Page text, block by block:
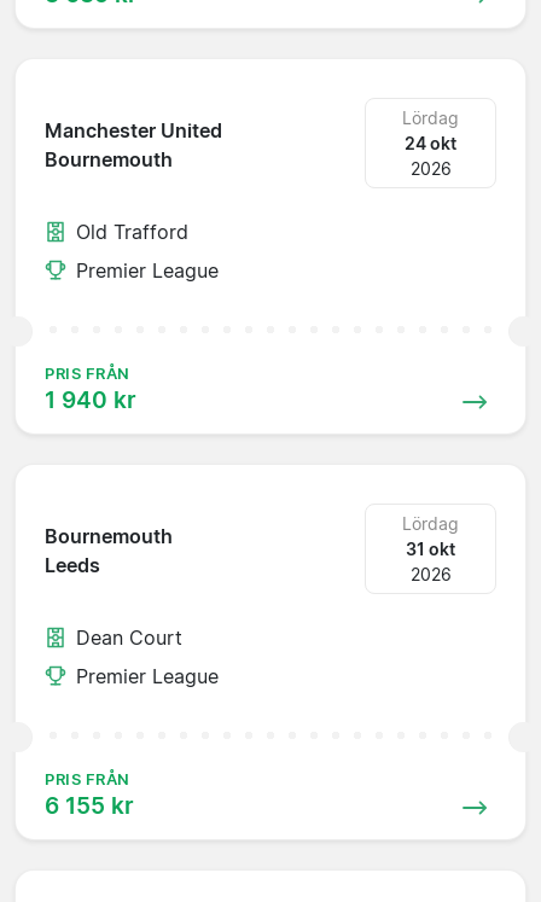
Manchester United
Bournemouth
Lördag
24 okt
2026
Old Trafford
Premier League
PRIS FRÅN
1 940 kr
Bournemouth
Leeds
Lördag
31 okt
2026
Dean Court
Premier League
PRIS FRÅN
6 155 kr